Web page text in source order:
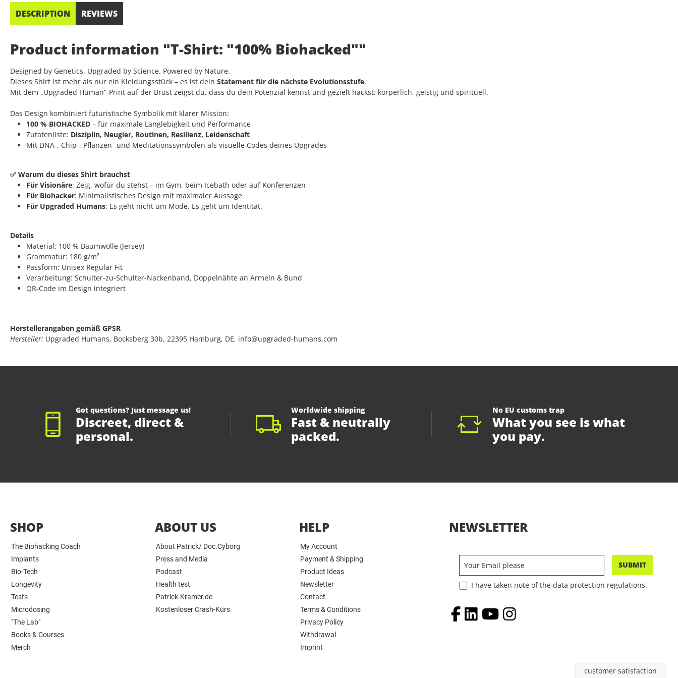
DESCRIPTION REVIEWS
Product information "T-Shirt: "100% Biohacked""
Designed by Genetics. Upgraded by Science. Powered by Nature.
Dieses Shirt ist mehr als nur ein Kleidungsstück – es ist dein Statement für die nächste Evolutionsstufe.
Mit dem „Upgraded Human“-Print auf der Brust zeigst du, dass du dein Potenzial kennst und gezielt hackst: körperlich, geistig und spirituell.
Das Design kombiniert futuristische Symbolik mit klarer Mission:
100 % BIOHACKED – für maximale Langlebigkeit und Performance
Zutatenliste: Disziplin, Neugier, Routinen, Resilienz, Leidenschaft
Mit DNA-, Chip-, Pflanzen- und Meditationssymbolen als visuelle Codes deines Upgrades
✅ Warum du dieses Shirt brauchst
Für Visionäre: Zeig, wofür du stehst – im Gym, beim Icebath oder auf Konferenzen
Für Biohacker: Minimalistisches Design mit maximaler Aussage
Für Upgraded Humans: Es geht nicht um Mode. Es geht um Identität.
Details
Material: 100 % Baumwolle (Jersey)
Grammatur: 180 g/m²
Passform: Unisex Regular Fit
Verarbeitung: Schulter-zu-Schulter-Nackenband, Doppelnähte an Ärmeln & Bund
QR-Code im Design integriert
Herstellerangaben gemäß GPSR
Hersteller: Upgraded Humans, Bocksberg 30b, 22395 Hamburg, DE, info@upgraded-humans.com
Got questions? Just message us!
Discreet, direct &
personal.
Worldwide shipping
Fast & neutrally
packed.
No EU customs trap
What you see is what
you pay.
customer satisfaction
SHOP
The Biohacking Coach
Implants
Bio-Tech
Longevity
Tests
Microdosing
"The Lab"
Books & Courses
Merch
ABOUT US
About Patrick/ Doc.Cyborg
Press and Media
Podcast
Health test
Patrick-Kramer.de
Kostenloser Crash-Kurs
HELP
My Account
Payment & Shipping
Product Ideas
Newsletter
Contact
Terms & Conditions
Privacy Policy
Withdrawal
Imprint
NEWSLETTER
SUBMIT
I have taken note of the data protection regulations.